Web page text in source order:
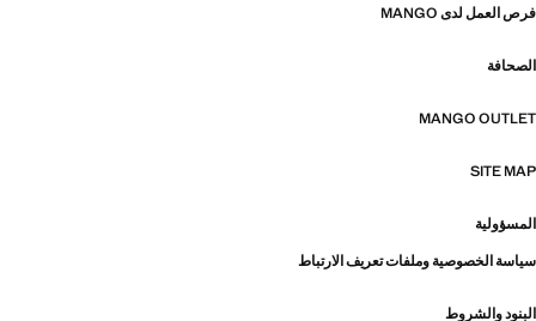
فرص العمل لدى MANGO
الصحافة
MANGO OUTLET
SITE MAP
المسؤولية
سياسة الخصوصية وملفات تعريف الارتباط
البنود والشروط